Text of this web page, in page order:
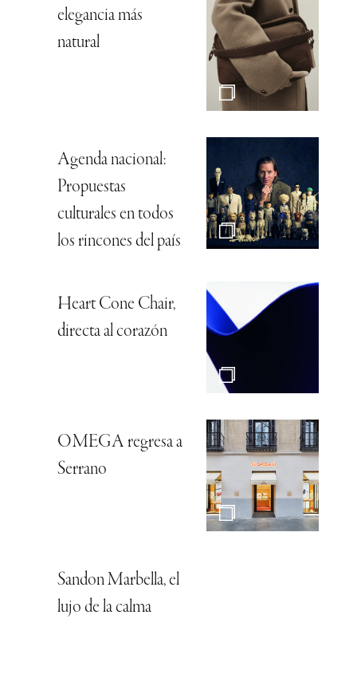
elegancia más
natural
Agenda nacional:
Propuestas
culturales en todos
los rincones del país
Heart Cone Chair,
directa al corazón
OMEGA regresa a
Serrano
Sandon Marbella, el
lujo de la calma